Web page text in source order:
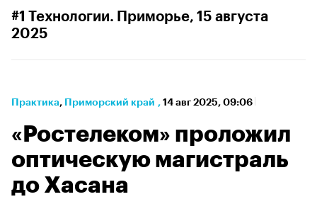
#1 Технологии. Приморье, 15 августа
2025
Практика⁠, Приморский край , 14 авг 2025, 09:06
«Ростелеком» проложил
оптическую магистраль
до Хасана